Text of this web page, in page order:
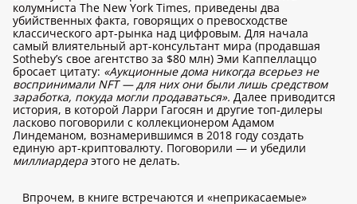
колумниста The New York Times, приведены два
убийственных факта, говорящих о превосходстве
классического арт-рынка над цифровым. Для начала
самый влиятельный арт-консультант мира (продавшая
Sotheby’s свое агентство за $80 млн) Эми Каппеллаццо
бросает цитату: «Аукционные дома никогда всерьез не
воспринимали NFT — для них они были лишь средством
заработка, покуда могли продаваться». Далее приводится
история, в которой Ларри Гагосян и другие топ-дилеры
ласково поговорили с коллекционером Адамом
Линдеманом, вознамерившимся в 2018 году создать
единую арт-криптовалюту. Поговорили — и убедили
миллиардера этого не делать.
Впрочем, в книге встречаются и «неприкасаемые»